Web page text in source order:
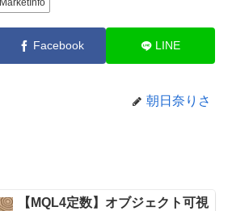
MarketInfo
Facebook LINE
朝日奈りさ
【MQL4定数】オブジェクト可視